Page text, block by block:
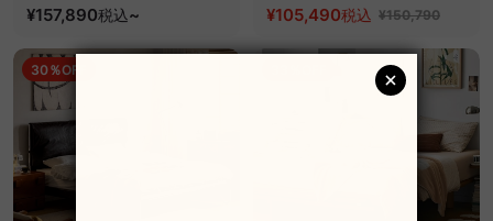
チェリー材】
¥157,890税込~ ¥105,490税込 ¥150,790
30％OFF